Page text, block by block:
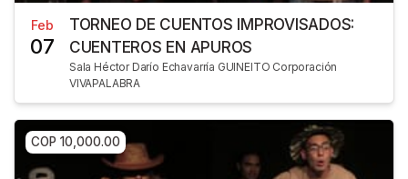
Feb
07
TORNEO DE CUENTOS IMPROVISADOS:
CUENTEROS EN APUROS
Sala Héctor Darío Echavarría GUINEITO Corporación
VIVAPALABRA
COP 10,000.00